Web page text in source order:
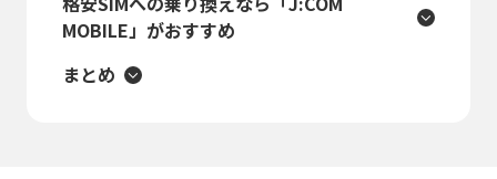
MOBILE」がおすすめ
まとめ